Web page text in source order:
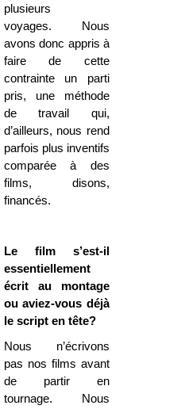
plusieurs
voyages.
Nous
avons donc appris à
faire de cette
contrainte un parti
pris, une méthode
de travail qui,
d’ailleurs, nous rend
parfois plus inventifs
comparée à des
films, disons,
financés.
Le film s’est-il
essentiellement
écrit au montage
ou aviez-vous déjà
le script en tête?
Nous n’écrivons
pas nos films avant
de partir en
tournage. Nous